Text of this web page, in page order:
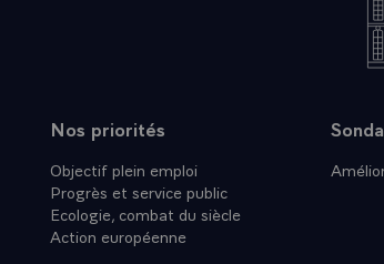
Nos priorités
Objectif plein emploi
Progrès et service public
Ecologie, combat du siècle
Action européenne